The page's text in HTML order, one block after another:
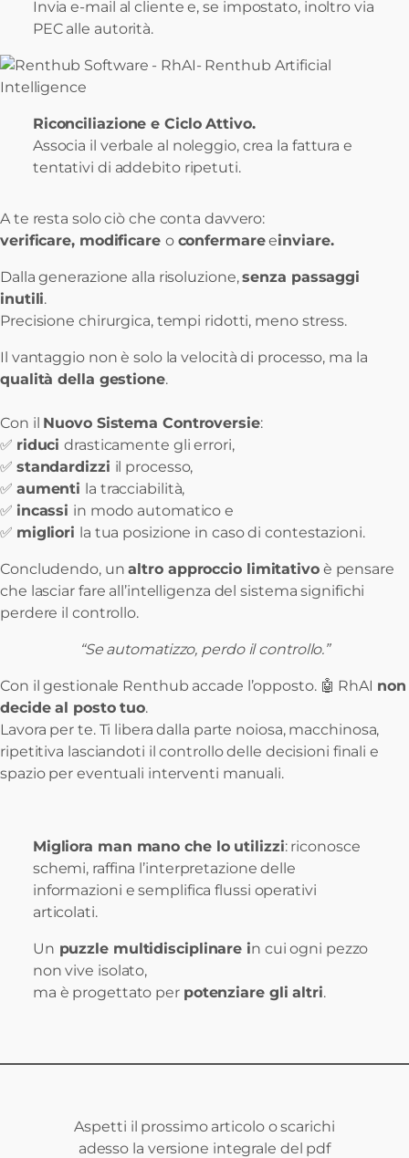
Invia e-mail al cliente e, se impostato, inoltro via
PEC alle autorità.
Riconciliazione e Ciclo Attivo.
Associa il verbale al noleggio, crea la fattura e
tentativi di addebito ripetuti.
A te resta solo ciò che conta davvero:
verificare, modificare o confermareeinviare.
Dalla generazione alla risoluzione,senza passaggi
inutili.
Precisione chirurgica, tempi ridotti, meno stress.
Il vantaggio non è solo la velocità di processo, ma la
qualità della gestione.
Con il Nuovo Sistema Controversie:
✅ riducidrasticamente gli errori,
✅ standardizzi il processo,
✅ aumenti la tracciabilità,
✅ incassi in modo automatico e
✅ migliori la tua posizione in caso di contestazioni.
Concludendo, unaltro approccio limitativoè pensare
che lasciar fare all’intelligenza del sistema significhi
perdere il controllo.
“Se automatizzo, perdo il controllo.”
Con il gestionale Renthub accade l’opposto. 🤖 RhAI non
decide al posto tuo.
Lavora per te. Ti libera dalla parte noiosa, macchinosa,
ripetitiva lasciandoti il controllo delle decisioni finali e
spazio per eventuali interventi manuali.
Migliora man mano che lo utilizzi: riconosce
schemi, raffina l’interpretazione delle
informazioni e semplifica flussi operativi
articolati.
Un puzzle multidisciplinare in cui ogni pezzo
non vive isolato,
ma è progettato per potenziare gli altri.
Aspetti il prossimo articolo o scarichi
adesso la versione integrale del pdf